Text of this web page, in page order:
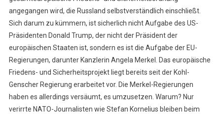
angegangen wird, die Russland selbstverständlich einschließt.
Sich darum zu kümmern, ist sicherlich nicht Aufgabe des US-
Präsidenten Donald Trump, der nicht der Präsident der
europäischen Staaten ist, sondern es ist die Aufgabe der EU-
Regierungen, darunter Kanzlerin Angela Merkel. Das europäische
Friedens- und Sicherheitsprojekt liegt bereits seit der Kohl-
Genscher Regierung erarbeitet vor. Die Merkel-Regierungen
haben es allerdings versäumt, es umzusetzen. Warum? Nur
verirrte NATO-Journalisten wie Stefan Kornelius bleiben beim